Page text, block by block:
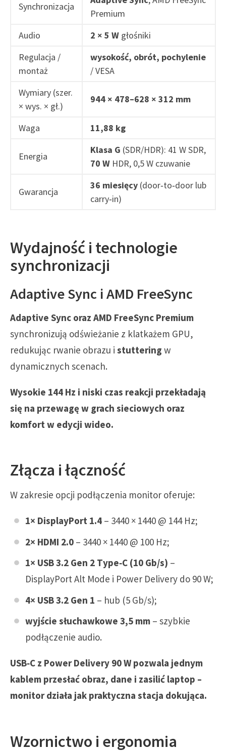
Synchronizacja
Premium
Audio
2 × 5 W głośniki
Regulacja /
montaż
wysokość, obrót, pochylenie
/ VESA
Wymiary (szer.
× wys. × gł.)
944 × 478–628 × 312 mm
Waga 11,88 kg
Energia
Klasa G (SDR/HDR): 41 W SDR,
70 W HDR, 0,5 W czuwanie
Gwarancja
36 miesięcy (door‑to‑door lub
carry‑in)
Wydajność i technologie
synchronizacji
Adaptive Sync i AMD FreeSync
Adaptive Sync oraz AMD FreeSync Premium
synchronizują odświeżanie z klatkażem GPU,
redukując rwanie obrazu i stuttering w
dynamicznych scenach.
Wysokie 144 Hz i niski czas reakcji przekładają
się na przewagę w grach sieciowych oraz
komfort w edycji wideo.
Złącza i łączność
W zakresie opcji podłączenia monitor oferuje:
1× DisplayPort 1.4 – 3440 × 1440 @ 144 Hz;
2× HDMI 2.0 – 3440 × 1440 @ 100 Hz;
1× USB 3.2 Gen 2 Type‑C (10 Gb/s) –
DisplayPort Alt Mode i Power Delivery do 90 W;
4× USB 3.2 Gen 1 – hub (5 Gb/s);
wyjście słuchawkowe 3,5 mm – szybkie
podłączenie audio.
USB‑C z Power Delivery 90 W pozwala jednym
kablem przesłać obraz, dane i zasilić laptop –
monitor działa jak praktyczna stacja dokująca.
Wzornictwo i ergonomia